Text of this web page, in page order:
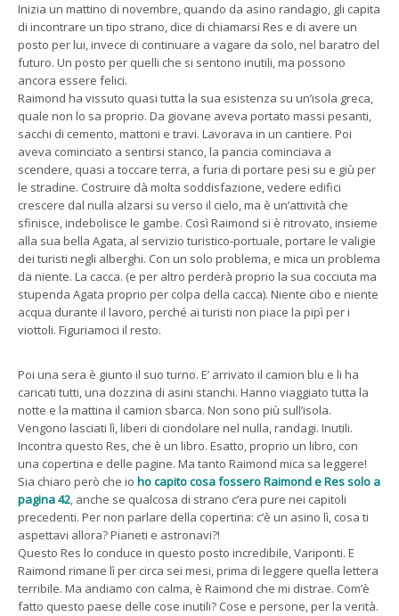
Inizia un mattino di novembre, quando da asino randagio, gli capita
di incontrare un tipo strano, dice di chiamarsi Res e di avere un
posto per lui, invece di continuare a vagare da solo, nel baratro del
futuro. Un posto per quelli che si sentono inutili, ma possono
ancora essere felici.
Raimond ha vissuto quasi tutta la sua esistenza su un’isola greca,
quale non lo sa proprio. Da giovane aveva portato massi pesanti,
sacchi di cemento, mattoni e travi. Lavorava in un cantiere. Poi
aveva cominciato a sentirsi stanco, la pancia cominciava a
scendere, quasi a toccare terra, a furia di portare pesi su e giù per
le stradine. Costruire dà molta soddisfazione, vedere edifici
crescere dal nulla alzarsi su verso il cielo, ma è un’attività che
sfinisce, indebolisce le gambe. Così Raimond si è ritrovato, insieme
alla sua bella Agata, al servizio turistico-portuale, portare le valigie
dei turisti negli alberghi. Con un solo problema, e mica un problema
da niente. La cacca. (e per altro perderà proprio la sua cocciuta ma
stupenda Agata proprio per colpa della cacca). Niente cibo e niente
acqua durante il lavoro, perché ai turisti non piace la pipì per i
viottoli. Figuriamoci il resto.
Poi una sera è giunto il suo turno. E’ arrivato il camion blu e li ha
caricati tutti, una dozzina di asini stanchi. Hanno viaggiato tutta la
notte e la mattina il camion sbarca. Non sono più sull’isola.
Vengono lasciati lì, liberi di ciondolare nel nulla, randagi. Inutili.
Incontra questo Res, che è un libro. Esatto, proprio un libro, con
una copertina e delle pagine. Ma tanto Raimond mica sa leggere!
Sia chiaro però che io ho capito cosa fossero Raimond e Res solo a
pagina 42, anche se qualcosa di strano c’era pure nei capitoli
precedenti. Per non parlare della copertina: c’è un asino lì, cosa ti
aspettavi allora? Pianeti e astronavi?!
Questo Res lo conduce in questo posto incredibile, Variponti. E
Raimond rimane lì per circa sei mesi, prima di leggere quella lettera
terribile. Ma andiamo con calma, è Raimond che mi distrae. Com’è
fatto questo paese delle cose inutili? Cose e persone, per la verità.